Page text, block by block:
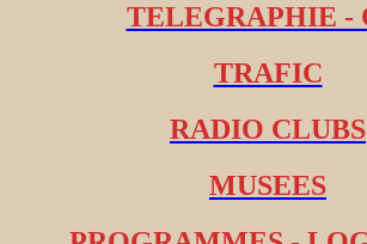
TELEGRAPHIE -
TRAFIC
RADIO CLUBS
MUSEES